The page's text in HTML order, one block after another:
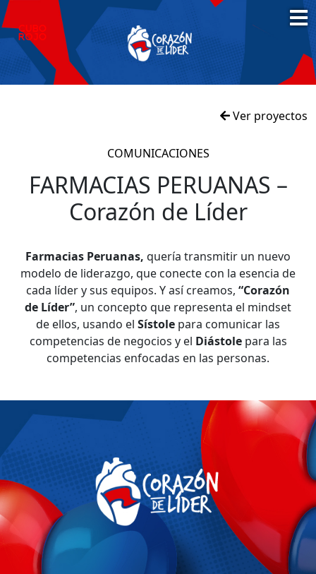
Ver proyectos
COMUNICACIONES
FARMACIAS PERUANAS –
Corazón de Líder
Farmacias Peruanas, quería transmitir un nuevo
modelo de liderazgo, que conecte con la esencia de
cada líder y sus equipos. Y así creamos, “Corazón
de Líder”, un concepto que representa el mindset
de ellos, usando el Sístole para comunicar las
competencias de negocios y el Diástole para las
competencias enfocadas en las personas.